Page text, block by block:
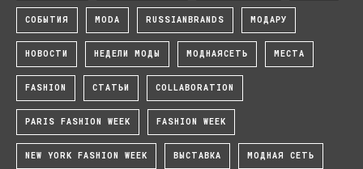
СОБЫТИЯ MODA RUSSIANBRANDS МОДАРУ
НОВОСТИ НЕДЕЛИ МОДЫ МОДНАЯСЕТЬ МЕСТА
FASHION СТАТЬИ COLLABORATION
PARIS FASHION WEEK FASHION WEEK
NEW YORK FASHION WEEK ВЫСТАВКА МОДНАЯ СЕТЬ